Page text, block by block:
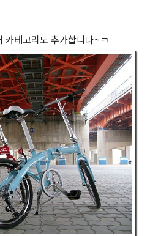
테고리도 추가합니다~ㅋ